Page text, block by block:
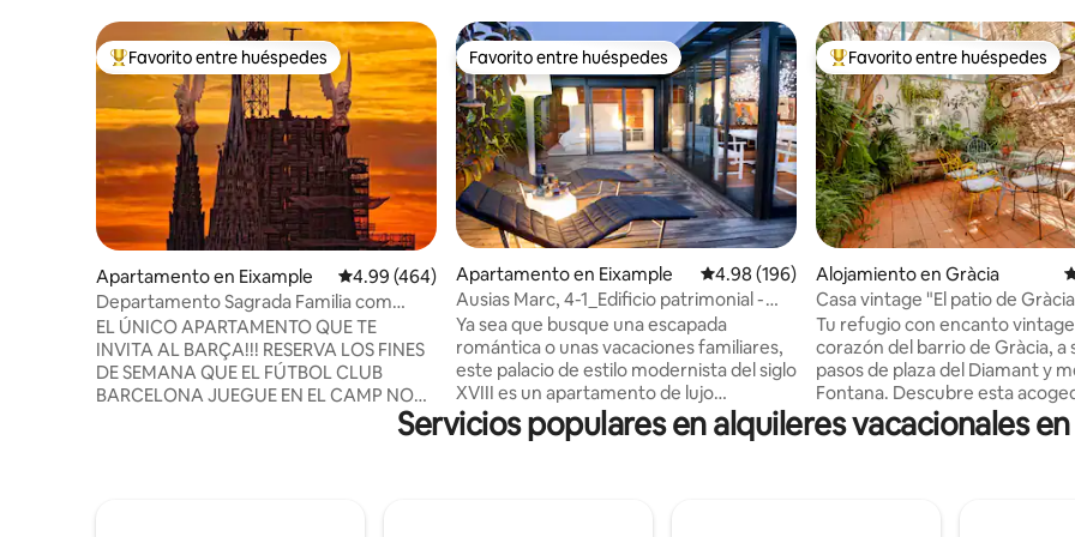
Favorito entre huéspedes preferido
Favorito entre huéspedes
Apartamento en Eixample Calificación promedio: 4.99 de 5, 464 reseñas
4.99 (464)
Departamento Sagrada Familia com
“Departamento en esquina”, Sa...
EL ÚNICO APARTAMENTO QUE TE
INVITA AL BARÇA!!! RESERVA LOS FINES
DE SEMANA QUE EL FÚTBOL CLUB
BARCELONA JUEGUE EN EL CAMP NOU
"CAMPEONATO NACIONAL DE LIGA"
Favorito entre huéspedes
Favorito entre huéspedes
Apartamento en Eixample Calificación promedio: 4.98 de 5, 196 reseñas
4.98 (196)
Ausias Marc, 4-1_Edificio patrimonial -
terraza 1
Ya sea que busque una escapada
romántica o unas vacaciones familiares,
este palacio de estilo modernista del siglo
XVIII es un apartamento de lujo
completamente amueblado y un ático
nuevo ubicado en el corazón de
Favorito entre huéspedes
Favorito entre huéspedes
Alojamiento en Gràcia
Casa vintage "El patio de
Tu refugio con encanto
corazón del barrio de Gràcia, a
pasos de plaza del Diamant y
Fontana. Descubre esta
planta baja a pie de calle con patio
privado, donde podrás disfrutar
pequeño) 1 habitación con 1
Servicios populares en alquileres vacacionales